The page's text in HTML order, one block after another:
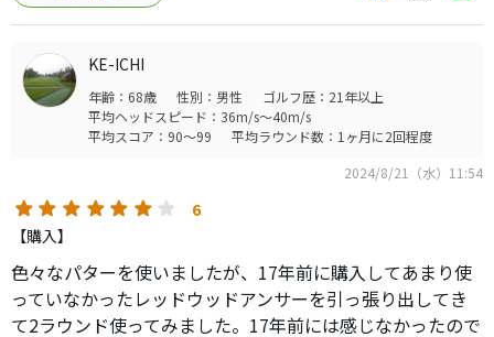
KE-ICHI
年齢：68歳 性別：男性
ゴルフ歴：21年以上
平均ヘッドスピード：36m/s～40m/s
平均スコア：90～99
平均ラウンド数：1ヶ月に2回程度
2024/8/21（水）11:54
6
【購入】
色々なパターを使いましたが、17年前に購入してあまり使
っていなかったレッドウッドアンサーを引っ張り出してき
て2ラウンド使ってみました。17年前には感じなかったので